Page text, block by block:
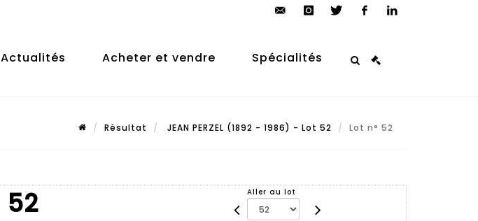
auction.com
Actualités Acheter et vendre Spécialités
Résultat JEAN PERZEL (1892 - 1986) - Lot 52 Lot n° 52
52 Aller au lot